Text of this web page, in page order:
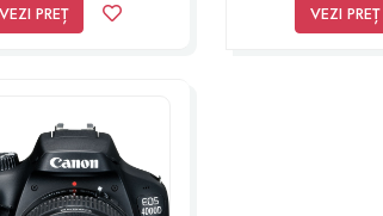
VEZI PREȚ VEZI PREȚ